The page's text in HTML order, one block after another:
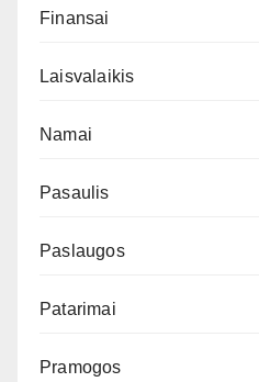
Finansai
Laisvalaikis
Namai
Pasaulis
Paslaugos
Patarimai
Pramogos